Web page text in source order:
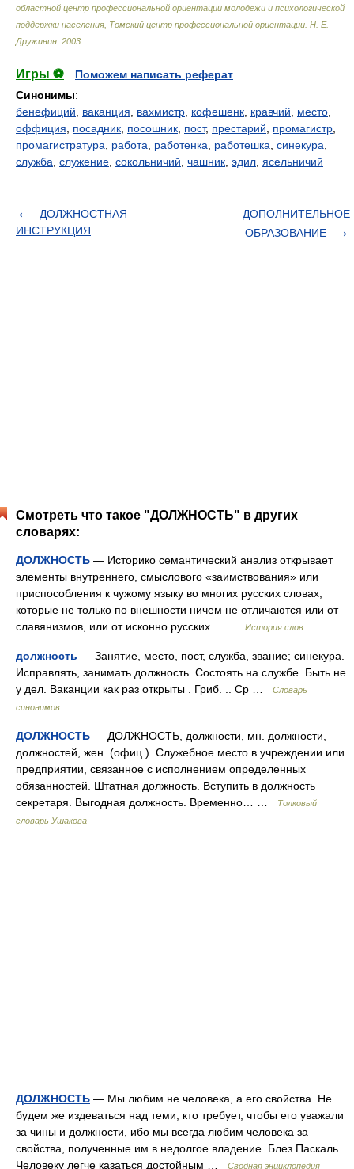
областной центр профессиональной ориентации молодежи и психологической
поддержки населения, Томский центр профессиональной ориентации Н. Е.
Дружинин 2003
Игры ⚽
Поможем написать реферат
Синонимы:
бенефиций
ваканция вахмистр кофешенк кравчий место
оффиция
посадник посошник пост, престарий промагистр
промагистратура
работа работенка работешка синекура
служба служение сокольничий чашник эдил ясельничий
ДОЛЖНОСТНАЯ
ИНСТРУКЦИЯ
ДОПОЛНИТЕЛЬНОЕ
ОБРАЗОВАНИЕ
Смотреть что такое "ДОЛЖНОСТЬ" в других
словарях:
ДОЛЖНОСТЬ — Историко семантический анализ открывает
элементы внутреннего, смыслового «заимствования» или
приспособления к чужому языку во многих русских словах,
которые не только по внешности ничем не отличаются или от
славянизмов, или от исконно русских… …
История слов
должность — Занятие, место, пост, служба, звание; синекура.
Исправлять, занимать должность. Состоять на службе. Быть не
у дел. Ваканции как раз открыты . Гриб. .. Ср …
Словарь
синонимов
ДОЛЖНОСТЬ — ДОЛЖНОСТЬ, должности, мн. должности,
должностей, жен. (офиц.). Служебное место в учреждении или
предприятии, связанное с исполнением определенных
обязанностей. Штатная должность. Вступить в должность
секретаря. Выгодная должность. Временно… …
Толковый
словарь Ушакова
ДОЛЖНОСТЬ — Мы любим не человека, а его свойства. Не
будем же издеваться над теми, кто требует, чтобы его уважали
за чины и должности, ибо мы всегда любим человека за
свойства, полученные им в недолгое владение. Блез Паскаль
Человеку легче казаться достойным …
Сводная энциклопедия